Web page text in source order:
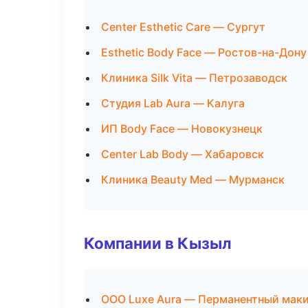
Center Esthetic Care — Сургут
Esthetic Body Face — Ростов-на-Дону
Клиника Silk Vita — Петрозаводск
Студия Lab Aura — Калуга
ИП Body Face — Новокузнецк
Center Lab Body — Хабаровск
Клиника Beauty Med — Мурманск
Компании в Кызыл
ООО Luxe Aura — Перманентный